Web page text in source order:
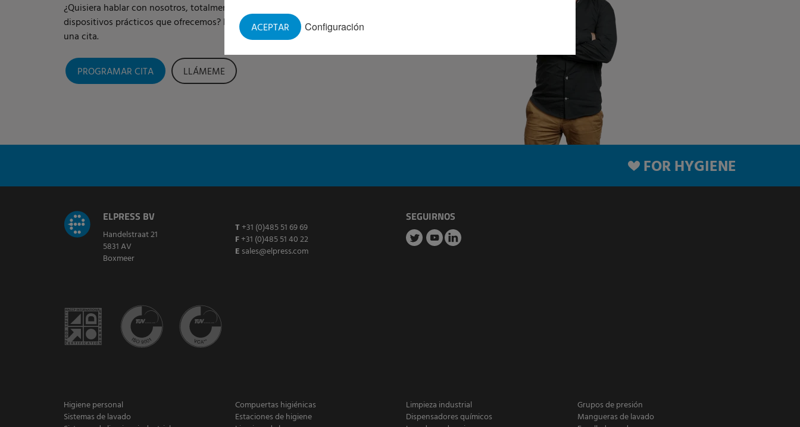
Configuración
ACEPTAR
¿Quisiera hablar con nosotros, totalmente libre de compromiso, sobre los
dispositivos prácticos que ofrecemos? Estoy a su disposición para concertar
una cita.
PROGRAMAR CITA LLÁMEME
FOR HYGIENE
ELPRESS BV
Handelstraat 21
5831 AV
Boxmeer
T +31 (0)485 51 69 69
F+31 (0)485 51 40 22
E sales@elpress.com
SEGUIRNOS
Higiene personal
Sistemas de lavado
Compuertas higiénicas
Estaciones de higiene
Limpieza industrial
Dispensadores químicos
Grupos de presión
Mangueras de lavado